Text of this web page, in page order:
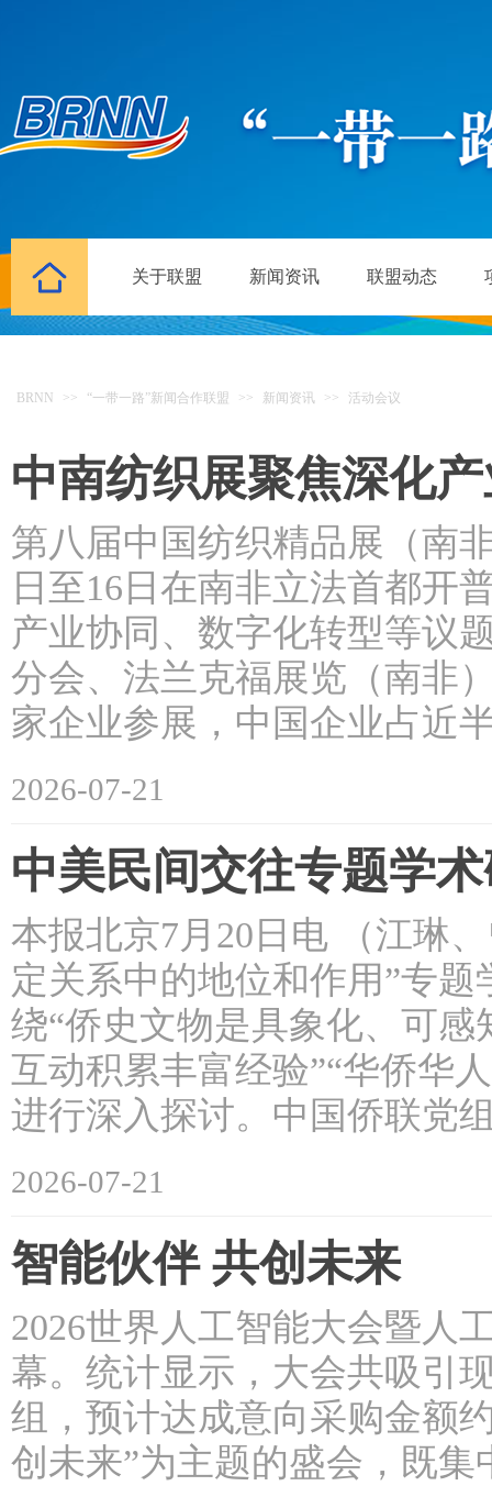
关于联盟 新闻资讯 联盟动态
BRNN >> “一带一路”新闻合作联盟 >> 新闻资讯 >> 活动会议
中南纺织展聚焦深化
第八届中国纺织精品展（南
日至16日在南非立法首都开
产业协同、数字化转型等议
分会、法兰克福展览（南非
家企业参展，中国企业占近
2026-07-21
中美民间交往专题学
本报北京7月20日电 （江琳
定关系中的地位和作用”专
绕“侨史文物是具象化、可
互动积累丰富经验”“华侨华
进行深入探讨。中国侨联党
2026-07-21
智能伙伴 共创未来
2026世界人工智能大会暨人
幕。统计显示，大会共吸引
组，预计达成意向采购金额
创未来”为主题的盛会，既